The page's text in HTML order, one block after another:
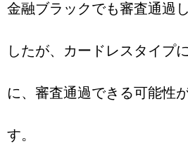
金融ブラックでも審査通過
したが、カードレスタイプ
に、審査通過できる可能性
す。